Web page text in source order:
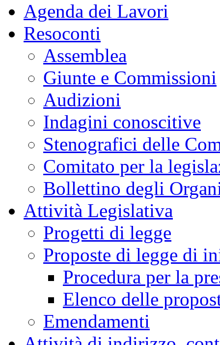
Agenda dei Lavori
Resoconti
Assemblea
Giunte e Commissioni
Audizioni
Indagini conoscitive
Stenografici delle
Comitato per la
Bollettino degli
Attività Legislativa
Progetti di legge
Proposte di legge di
Procedura per la
Elenco delle
Emendamenti